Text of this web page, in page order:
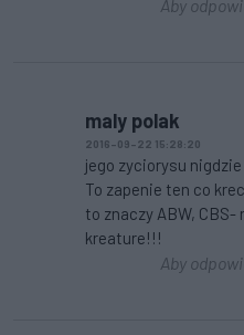
Aby
maly polak
2016-09-22 15:28:20
jego zyciorysu
To zapenie ten co
to znaczy ABW,
kreature!!!
Aby